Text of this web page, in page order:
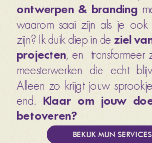
ontwerpen & branding
waarom saai zijn als je ook
zijn? Ik duik diep in de ziel
projecten, en  transformeer
meesterwerken die echt
Alleen zo krijgt jouw
end. Klaar om jouw
betoveren?
BEKIJK MIJN SERVICES